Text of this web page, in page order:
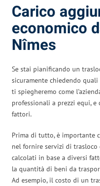
Carico
economico
Nîmes
Se stai pianificando un
sicuramente chiedendo
ti spiegheremo come
professionali a prezzi equi,
fattori.
Prima di tutto, è importante
nel fornire servizi di
calcolati in base a diversi
la quantità di beni da
Ad esempio, il costo di un